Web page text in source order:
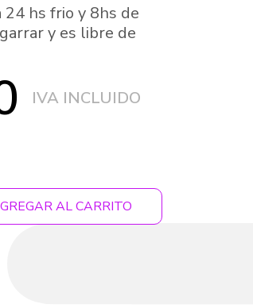
24 hs frio y 8hs de
y es libre de
AL CARRITO